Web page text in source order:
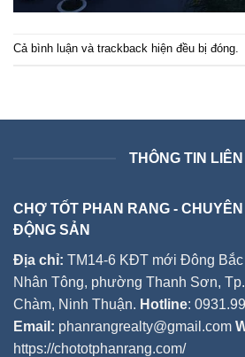
Cả bình luận và trackback hiện đều bị đóng.
THÔNG TIN
CHỢ TỐT PHAN RANG -
ĐỘNG SẢN
Địa chỉ: TM14-6 KĐT mới Đông
Nhân Tông, phường Thanh Sơn,
Chàm, Ninh Thuận. Hotline:
Email: phanrangrealty@gmail.com
https://chototphanrang.com/